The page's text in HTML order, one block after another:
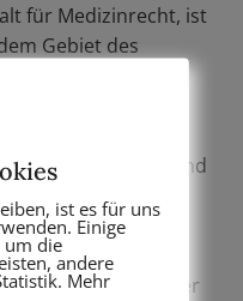
für Medizinrecht, ist
Gebiet des
der Kanzlei von
sowie als
Vereinigung, Land
jeweils seine
Fachbücher
ist es für uns
Einige
um die
andere
Mehr